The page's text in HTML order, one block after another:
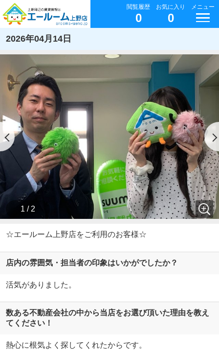
閲覧履歴
0
お気に入り
0
メニュー
2026年04月14日
1 / 2
☆エールーム上野店をご利用のお客様☆
店内の雰囲気・担当者の印象はいかがでしたか？
活気がありました。
数ある不動産会社の中から当店をお選び頂いた理由を教え
てください！
熱心に根気よく探してくれたからです。